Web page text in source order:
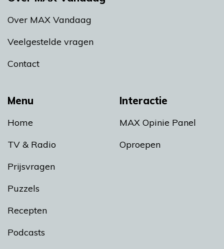
Menu
Home
TV & Radio
Prijsvragen
Puzzels
Recepten
Podcasts
Interactie
MAX Opinie Panel
Oproepen
Over MAX Vandaag
Veelgestelde vragen
Contact